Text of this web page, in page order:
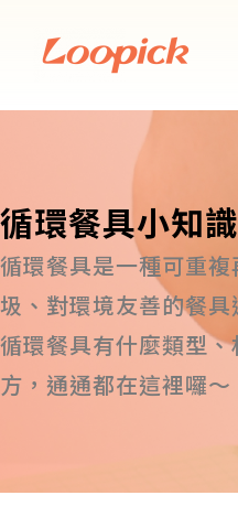
循環餐具小知識
循環餐具是一種可重
圾、對環境友善的餐具
循環餐具有什麼類型
方，通通都在這裡囉～